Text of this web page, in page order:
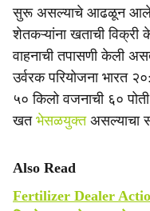
सुरू असल्याचे आढळून आले.
शेतकऱ्यांना खताची
वाहनाची तपासणी केली
उर्वरक परियोजना भारत
५० किलो वजनाची ६०
खत भेसळयुक्तअसल्याचा
Also Read
Fertilizer Dealer